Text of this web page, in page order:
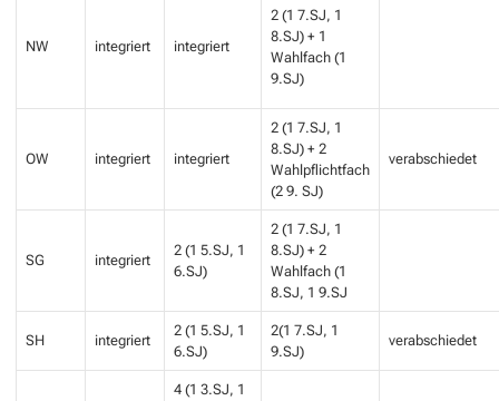
NW integriert integriert
2 (1 7.SJ, 1
8.SJ) + 1
Wahlfach (1
9.SJ)
OW integriert integriert
2 (1 7.SJ, 1
8.SJ) + 2
Wahlpflichtfach
(2 9. SJ)
verabschiedet
SG integriert
2 (1 5.SJ, 1
6.SJ)
2 (1 7.SJ, 1
8.SJ) + 2
Wahlfach (1
8.SJ, 1 9.SJ
SH integriert
2 (1 5.SJ, 1
6.SJ)
2(1 7.SJ, 1
9.SJ)
verabschiedet
4 (1 3.SJ, 1